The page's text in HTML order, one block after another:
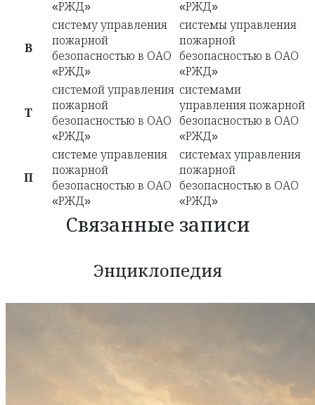
«РЖД»
«РЖД»
В
систему управления
пожарной
безопасностью в ОАО
«РЖД»
системы управления
пожарной
безопасностью в ОАО
«РЖД»
Т
системой управления
пожарной
безопасностью в ОАО
«РЖД»
системами
управления пожарной
безопасностью в ОАО
«РЖД»
П
системе управления
пожарной
безопасностью в ОАО
«РЖД»
системах управления
пожарной
безопасностью в ОАО
«РЖД»
Связанные записи
Энциклопедия